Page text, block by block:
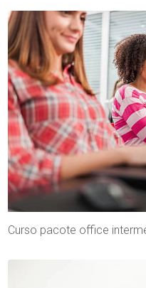
Curso pacote office